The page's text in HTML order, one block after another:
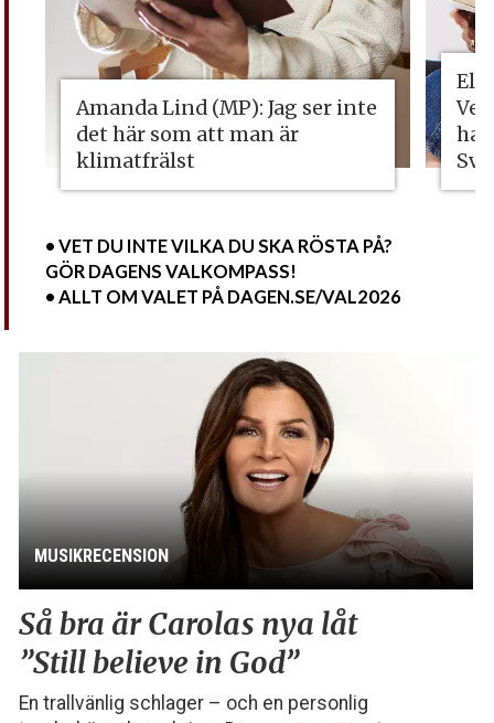
Amanda Lind (MP): Jag ser inte
det här som att man är
klimatfrälst
ha
• VET DU INTE VILKA DU SKA RÖSTA PÅ?
GÖR DAGENS VALKOMPASS!
• ALLT OM VALET PÅ DAGEN.SE/VAL2026
MUSIKRECENSION
Så bra är Carolas nya låt
”Still believe in God”
En trallvänlig schlager – och en personlig